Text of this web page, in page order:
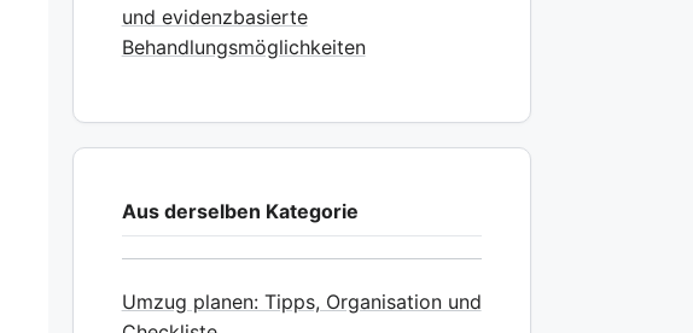
und evidenzbasierte
Behandlungsmöglichkeiten
Aus derselben Kategorie
Umzug planen: Tipps, Organisation und